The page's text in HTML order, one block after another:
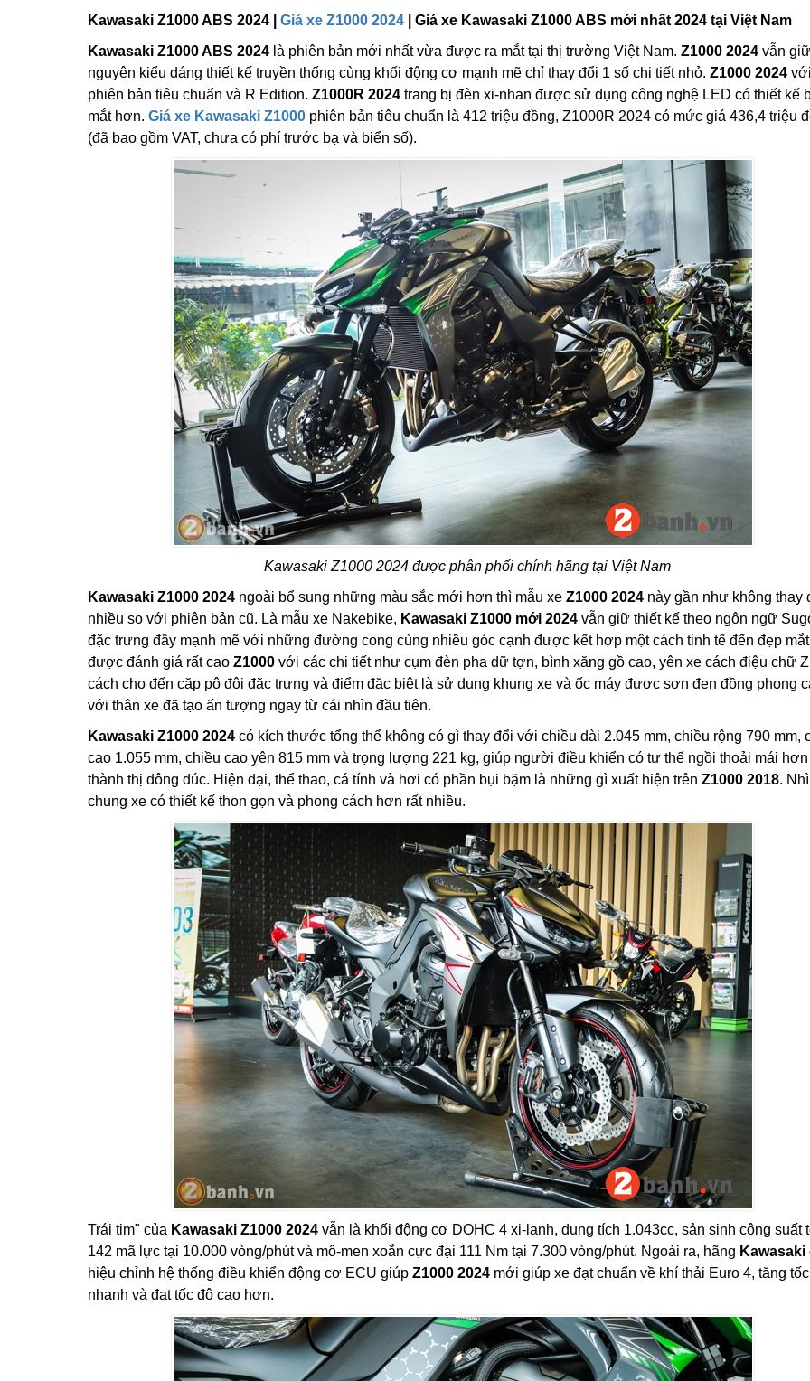
Kawasaki Z1000 ABS 2024 | Giá xe Z1000 2024 | Giá xe Kawasaki Z1000 ABS mới nhất 2024 tại Việt Nam
Kawasaki Z1000 ABS 2024 là phiên bản mới nhất vừa được ra mắt tại thị trường Việt Nam. Z1000 2024 vẫn giữ
nguyên kiểu dáng thiết kế truyền thống cùng khối động cơ mạnh mẽ chỉ thay đổi 1 số chi tiết nhỏ. Z1000 2024
phiên bản tiêu chuẩn và R Edition. Z1000R 2024 trang bị đèn xi-nhan được sử dụng công nghệ LED có thiết kế
mắt hơn. Giá xe Kawasaki Z1000 phiên bản tiêu chuẩn là 412 triệu đồng, Z1000R 2024 có mức giá 436,4 triệu
(đã bao gồm VAT, chưa có phí trước bạ và biển số).
Kawasaki Z1000 2024 được phân phối chính hãng tại Việt Nam
Kawasaki Z1000 2024 ngoài bổ sung những màu sắc mới hơn thì mẫu xe Z1000 2024 này gần như không thay
nhiều so với phiên bản cũ. Là mẫu xe Nakebike, Kawasaki Z1000 mới 2024 vẫn giữ thiết kế theo ngôn ngữ
đặc trưng đầy mạnh mẽ với những đường cong cùng nhiều góc cạnh được kết hợp một cách tinh tế đến đẹp
được đánh giá rất cao Z1000 với các chi tiết như cụm đèn pha dữ tợn, bình xăng gồ cao, yên xe cách điệu chữ
cách cho đến cặp pô đôi đặc trưng và điểm đặc biệt là sử dụng khung xe và ốc máy được sơn đen đồng phong
với thân xe đã tạo ấn tượng ngay từ cái nhìn đầu tiên.
Kawasaki Z1000 2024 có kích thước tổng thể không có gì thay đổi với chiều dài 2.045 mm, chiều rộng 790 mm,
cao 1.055 mm, chiều cao yên 815 mm và trọng lượng 221 kg, giúp người điều khiển có tư thế ngồi thoải mái hơn
thành thị đông đúc. Hiện đại, thể thao, cá tính và hơi có phần bụi bặm là những gì xuất hiện trên Z1000 2018.
chung xe có thiết kế thon gọn và phong cách hơn rất nhiều.
Trái tim" của Kawasaki Z1000 2024 vẫn là khối động cơ DOHC 4 xi-lanh, dung tích 1.043cc, sản sinh công suất
142 mã lực tại 10.000 vòng/phút và mô-men xoắn cực đại 111 Nm tại 7.300 vòng/phút. Ngoài ra, hãng Kawasaki
hiệu chỉnh hệ thống điều khiển động cơ ECU giúp Z1000 2024 mới giúp xe đạt chuẩn về khí thải Euro 4, tăng tốc
nhanh và đạt tốc độ cao hơn.